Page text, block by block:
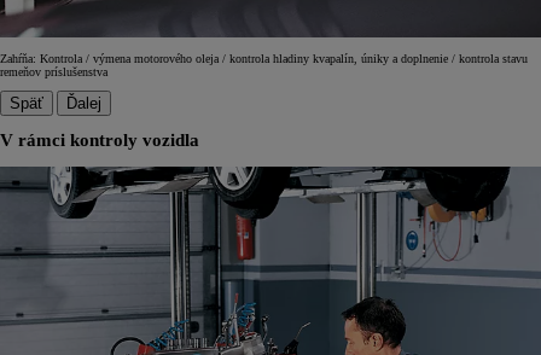
Zahŕňa: Kontrola / výmena motorového oleja / kontrola hladiny kvapalín, úniky a doplnenie / kontrola stavu
remeňov príslušenstva
Späť Ďalej
V rámci kontroly vozidla